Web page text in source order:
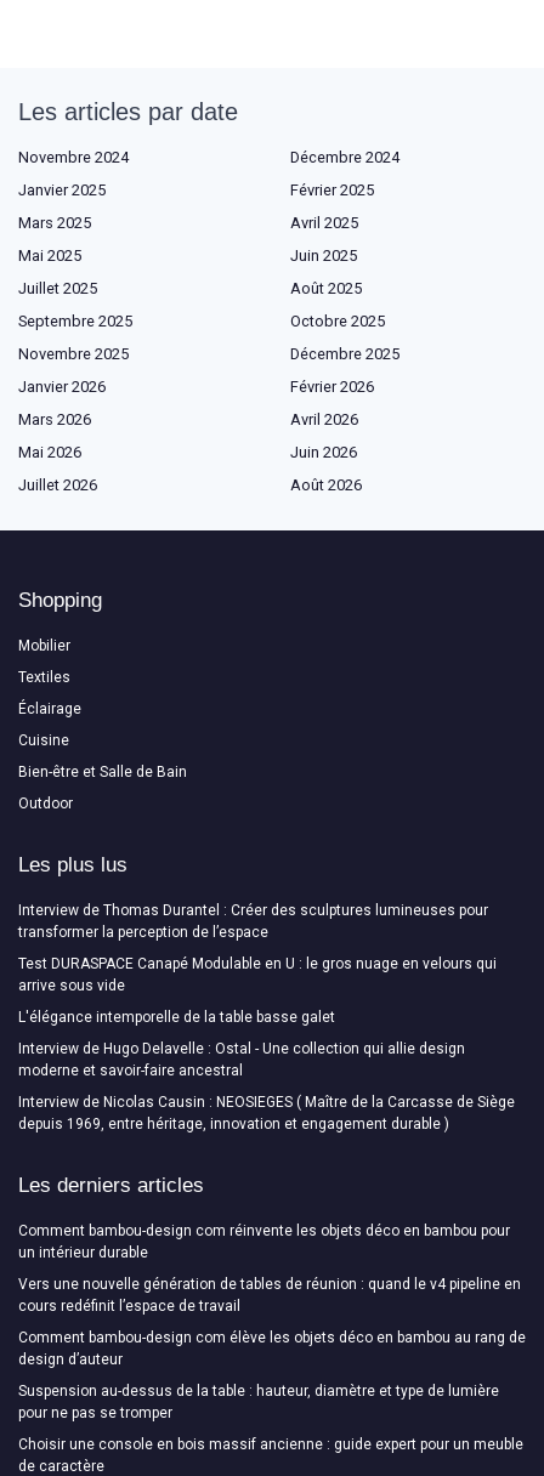
Les articles par date
Novembre 2024
Décembre 2024
Janvier 2025
Février 2025
Mars 2025
Avril 2025
Mai 2025
Juin 2025
Juillet 2025
Août 2025
Septembre 2025
Octobre 2025
Novembre 2025
Décembre 2025
Janvier 2026
Février 2026
Mars 2026
Avril 2026
Mai 2026
Juin 2026
Juillet 2026
Août 2026
Shopping
Mobilier
Textiles
Éclairage
Cuisine
Bien-être et Salle de Bain
Outdoor
Les plus lus
Interview de Thomas Durantel : Créer des sculptures lumineuses pour
transformer la perception de l’espace
Test DURASPACE Canapé Modulable en U : le gros nuage en velours qui
arrive sous vide
L'élégance intemporelle de la table basse galet
Interview de Hugo Delavelle : Ostal - Une collection qui allie design
moderne et savoir-faire ancestral
Interview de Nicolas Causin : NEOSIEGES ( Maître de la Carcasse de Siège
depuis 1969, entre héritage, innovation et engagement durable )
Les derniers articles
Comment bambou-design com réinvente les objets déco en bambou pour
un intérieur durable
Vers une nouvelle génération de tables de réunion : quand le v4 pipeline en
cours redéfinit l’espace de travail
Comment bambou-design com élève les objets déco en bambou au rang de
design d’auteur
Suspension au-dessus de la table : hauteur, diamètre et type de lumière
pour ne pas se tromper
Choisir une console en bois massif ancienne : guide expert pour un meuble
de caractère